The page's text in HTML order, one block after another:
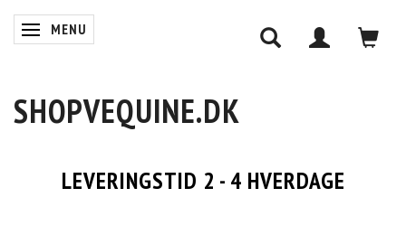
SKIFTE NAVIGATION
MENU
SHOPVEQUINE.DK
LEVERINGSTID 2 - 4 HVERDAGE